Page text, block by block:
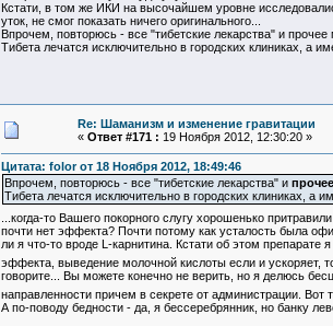
Кстати, в том же ИКИ на высочайшем уровне
уток, не смог показать ничего оригинального...
Впрочем, повторюсь - все "тибетские лекарства" и
Тибета лечатся исключительно в городских клиниках, а
Re: Шаманизм и изменение гравитации
« Ответ #171 : 19 Ноября 2012, 12:30:20 »
Цитата: folor от 18 Ноября 2012, 18:49:46
Впрочем, повторюсь - все "тибетские лекарства" и
Тибета лечатся исключительно в городских клиниках, а
...когда-то Вашего покорного слугу хорошенько
почти нет эффекта? Почти потому как усталость была
ли я что-то вроде L-карнитина. Кстати об этом препарате
эффекта, выведение молочной кислоты если и ускоряет,
говорите... Вы можете конечно не верить, но я делюсь
направленности причем в секрете от администрации. Вот
А по-поводу бедности - да, я бессеребрянник, но банку